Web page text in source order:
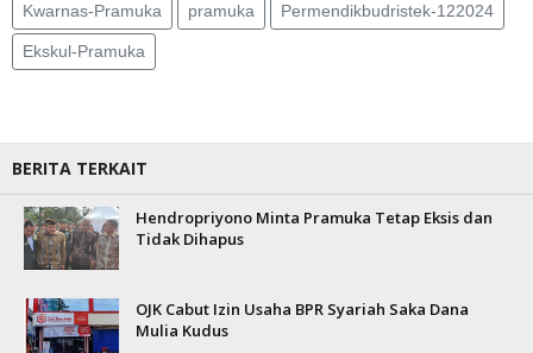
Kwarnas-Pramuka pramuka Permendikbudristek-122024
Ekskul-Pramuka
BERITA TERKAIT
Hendropriyono Minta Pramuka Tetap Eksis dan
Tidak Dihapus
OJK Cabut Izin Usaha BPR Syariah Saka Dana
Mulia Kudus